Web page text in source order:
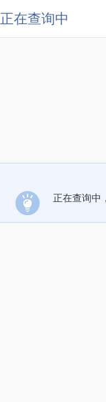
正在查询中
正在查询中